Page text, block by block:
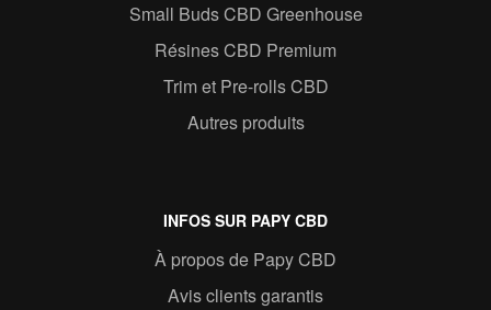
Small Buds CBD Greenhouse
Résines CBD Premium
Trim et Pre-rolls CBD
Autres produits
INFOS SUR PAPY CBD
À propos de Papy CBD
Avis clients garantis